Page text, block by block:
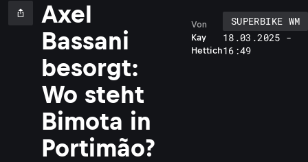
Axel
Bassani
besorgt:
Wo steht
Bimota in
Portimão?
Kay
Hettich
Von
SUPERBIKE WM
18.03.2025 -
16:49